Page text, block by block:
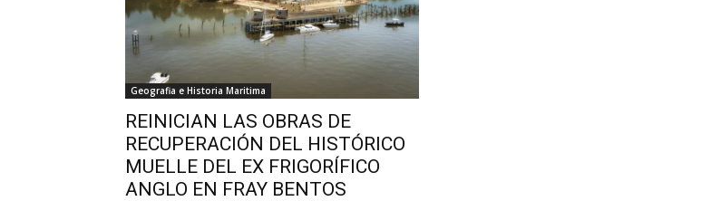
Geografia e Historia Maritima
REINICIAN LAS OBRAS DE
RECUPERACIÓN DEL HISTÓRICO
MUELLE DEL EX FRIGORÍFICO
ANGLO EN FRAY BENTOS